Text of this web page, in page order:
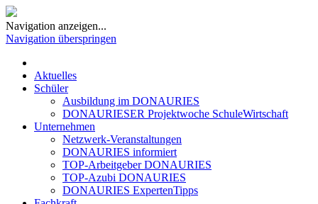
Navigation anzeigen...
Navigation überspringen
Aktuelles
Schüler
Ausbildung im DONAURIES
DONAURIESER Projektwoche SchuleWirtschaft
Unternehmen
Netzwerk-Veranstaltungen
DONAURIES informiert
TOP-Arbeitgeber DONAURIES
TOP-Azubi DONAURIES
DONAURIES ExpertenTipps